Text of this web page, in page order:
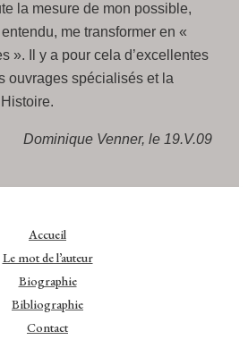
la mesure de mon possible,
me transformer en «
». Il y a pour cela d’excellentes
ouvrages spécialisés et la
Dominique Venner, le 19.V.09
Accueil
Le mot de l’auteur
Biographie
Bibliographie
Contact